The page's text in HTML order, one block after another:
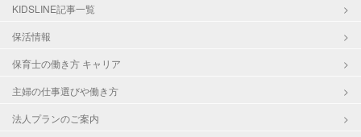
KIDSLINE記事一覧
保活情報
保育士の働き方 キャリア
主婦の仕事選びや働き方
法人プランのご案内